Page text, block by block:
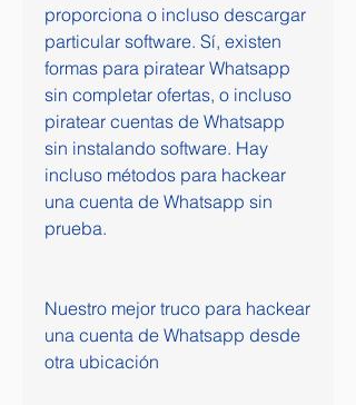
proporciona o incluso descargar
particular software. Sí, existen
formas para piratear Whatsapp
sin completar ofertas, o incluso
piratear cuentas de Whatsapp
sin instalando software. Hay
incluso métodos para hackear
una cuenta de Whatsapp sin
prueba.
Nuestro mejor truco para hackear
una cuenta de Whatsapp desde
otra ubicación